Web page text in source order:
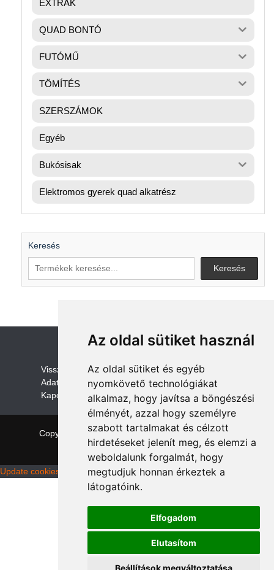
Az oldal sütiket használ
Az oldal sütiket és egyéb
nyomkövető technológiákat
alkalmaz, hogy javítsa a böngészési
élményét, azzal hogy személyre
szabott tartalmakat és célzott
hirdetéseket jelenít meg, és elemzi a
weboldalunk forgalmát, hogy
megtudjuk honnan érkeztek a
látogatóink.
Elfogadom
Elutasítom
Beállítások megváltoztatása
EXTRÁK
QUAD BONTÓ
FUTÓMŰ
TÖMÍTÉS
SZERSZÁMOK
Egyéb
Bukósisak
Elektromos gyerek quad alkatrész
Keresés
Keresés
Visszaküldési és visszatérítési szabályzat
Adatvédelem /GDPR
Kapcsolat
Copyright © 2026 quadalkatreszek.com | Theme:
NewStoreby ThemeFarmer
Update cookies preferences